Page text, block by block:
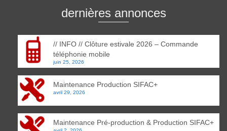
dernières annonces
// INFO // Clôture estivale 2026 – Commande
téléphonie mobile
juin 25, 2026
Maintenance Production SIFAC+
avril 29, 2026
Maintenance Pré-production & Production SIFAC+